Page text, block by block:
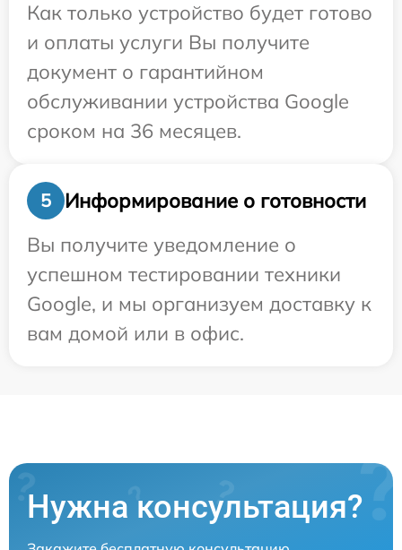
Как только устройство будет готово
и оплаты услуги Вы получите
документ о гарантийном
обслуживании устройства Google
сроком на 36 месяцев.
5
Информирование о готовности
Вы получите уведомление о
успешном тестировании техники
Google, и мы организуем доставку к
вам домой или в офис.
Нужна консультация?